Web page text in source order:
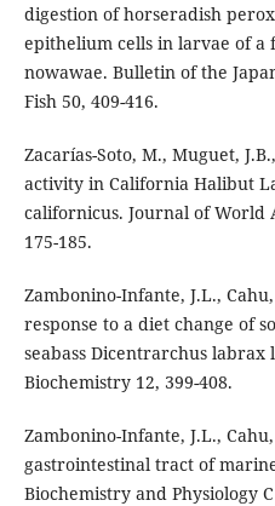
digestion of horseradish
epithelium cells in larvae of a
nowawae. Bulletin of the
Fish 50, 409-416.
Zacarías-Soto, M., Muguet,
activity in California Halibut
californicus. Journal of World
175-185.
Zambonino-Infante, J.L.,
response to a diet change of
seabass Dicentrarchus labrax
Biochemistry 12, 399-408.
Zambonino-Infante, J.L.,
gastrointestinal tract of
Biochemistry and Physiology